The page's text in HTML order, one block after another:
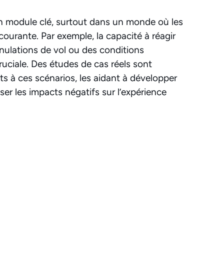
module clé, surtout dans un monde où les
Par exemple, la capacité à réagir
de vol ou des conditions
Des études de cas réels sont
à ces scénarios, les aidant à développer
les impacts négatifs sur l’expérience